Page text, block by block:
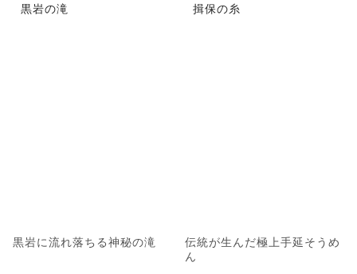
黒岩の滝
黒岩に流れ落ちる神秘の滝
揖保の糸
伝統が生んだ極上手延そうめ
ん